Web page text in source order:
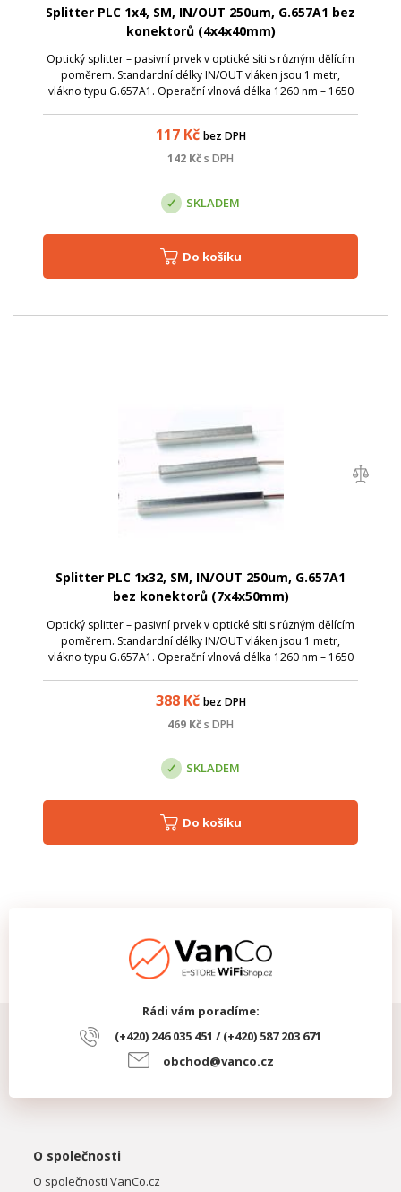
Splitter PLC 1x4, SM, IN/OUT 250um, G.657A1 bez
konektorů (4x4x40mm)
Optický splitter – pasivní prvek v optické síti s různým dělícím
poměrem. Standardní délky IN/OUT vláken jsou 1 metr,
vlákno typu G.657A1. Operační vlnová délka 1260 nm – 1650
117Kč bez DPH
142 Kčs DPH
SKLADEM
Do košíku
Splitter PLC 1x32, SM, IN/OUT 250um, G.657A1
bez konektorů (7x4x50mm)
Optický splitter – pasivní prvek v optické síti s různým dělícím
poměrem. Standardní délky IN/OUT vláken jsou 1 metr,
vlákno typu G.657A1. Operační vlnová délka 1260 nm – 1650
388Kč bez DPH
469 Kčs DPH
SKLADEM
Do košíku
Rádi vám poradíme:
(+420) 246 035 451 / (+420) 587 203 671
obchod@vanco.cz
O společnosti
O společnosti VanCo.cz